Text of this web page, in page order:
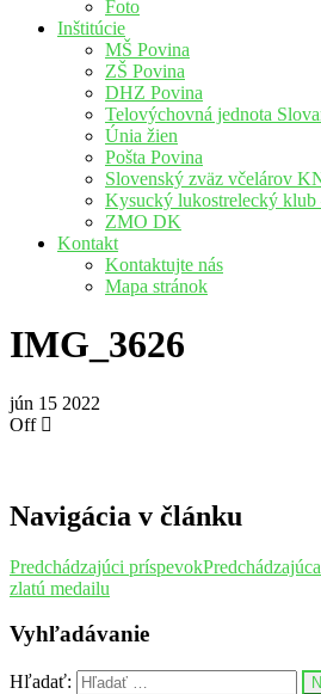
Foto
Inštitúcie
MŠ Povina
ZŠ Povina
DHZ Povina
Telovýchovná jednota
Únia žien
Pošta Povina
Slovenský zväz včelárov
Kysucký lukostrelecký
ZMO DK
Kontakt
Kontaktujte nás
Mapa stránok
IMG_3626
jún 15 2022
Off
Navigácia v článku
Predchádzajúci príspevokPredchádzajúca
zlatú medailu
Vyhľadávanie
Hľadať: